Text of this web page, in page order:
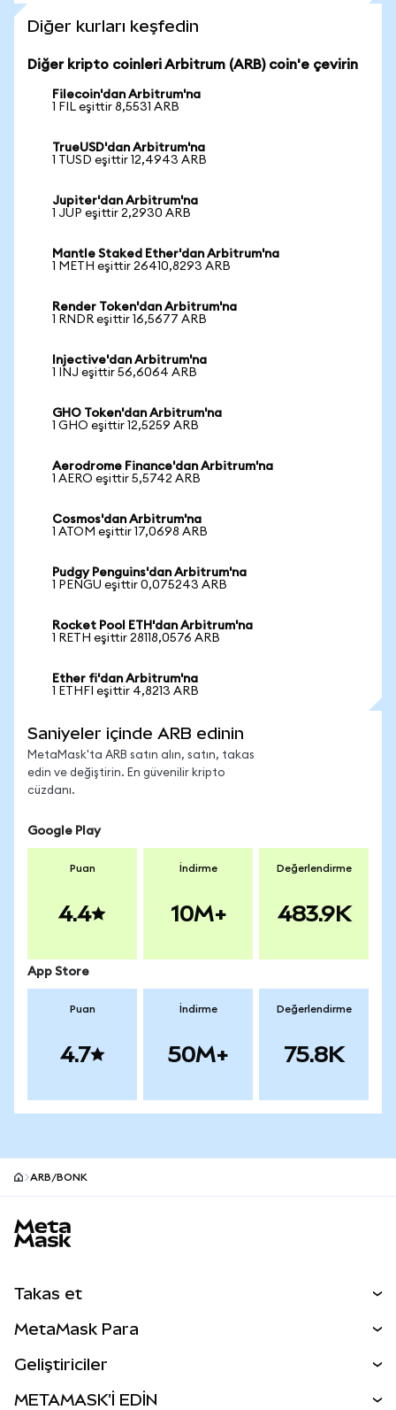
Diğer kurları keşfedin
Diğer kripto coinleri Arbitrum (ARB) coin'e çevirin
Filecoin'dan Arbitrum'na
1 FIL eşittir 8,5531 ARB
TrueUSD'dan Arbitrum'na
1 TUSD eşittir 12,4943 ARB
Jupiter'dan Arbitrum'na
1 JUP eşittir 2,2930 ARB
Mantle Staked Ether'dan Arbitrum'na
1 METH eşittir 26410,8293 ARB
Render Token'dan Arbitrum'na
1 RNDR eşittir 16,5677 ARB
Injective'dan Arbitrum'na
1 INJ eşittir 56,6064 ARB
GHO Token'dan Arbitrum'na
1 GHO eşittir 12,5259 ARB
Aerodrome Finance'dan Arbitrum'na
1 AERO eşittir 5,5742 ARB
Cosmos'dan Arbitrum'na
1 ATOM eşittir 17,0698 ARB
Pudgy Penguins'dan Arbitrum'na
1 PENGU eşittir 0,075243 ARB
Rocket Pool ETH'dan Arbitrum'na
1 RETH eşittir 28118,0576 ARB
Ether fi'dan Arbitrum'na
1 ETHFI eşittir 4,8213 ARB
Saniyeler içinde ARB edinin
MetaMask'ta ARB satın alın, satın, takas
edin ve değiştirin. En güvenilir kripto
cüzdanı.
Google Play
Puan
4.4
İndirme
10M+
Değerlendirme
483.9K
App Store
Puan
4.7
İndirme
50M+
Değerlendirme
75.8K
ARB/BONK
Takas et
Perps
MetaMask Para
Geliştiriciler
METAMASK'İ EDİN